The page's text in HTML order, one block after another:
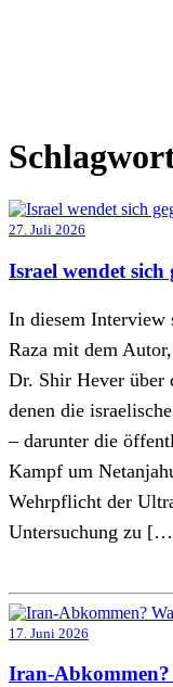
27. Juli 2026
Israel wendet sich
In diesem Interview
Raza mit dem
Dr. Shir Hever über
denen die
– darunter die
Kampf um
Wehrpflicht der
Untersuchung zu
17. Juni 2026
Iran-